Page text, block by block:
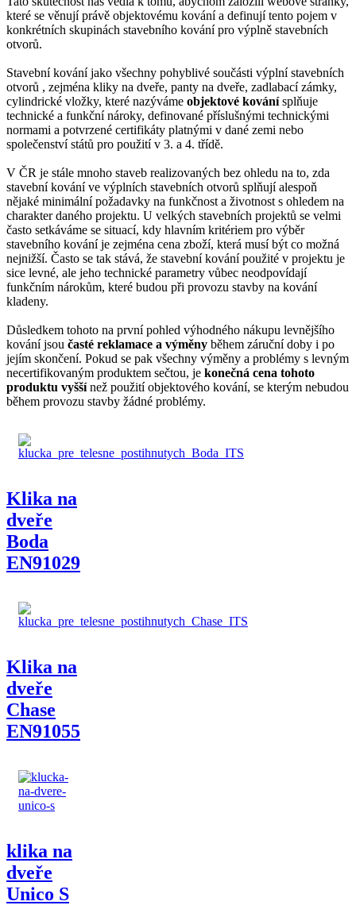
které se věnují právě objektovému kování a definují tento pojem v
konkrétních skupinách stavebního kování pro výplně stavebních
otvorů.
Stavební kování jako všechny pohyblivé součásti výplní stavebních
otvorů , zejména kliky na dveře, panty na dveře, zadlabací zámky,
cylindrické vložky, které nazýváme objektové kovánísplňuje
technické a funkční nároky, definované příslušnými technickými
normami a potvrzené certifikáty platnými v dané zemi nebo
společenství států pro použití v 3. a 4. třídě.
V ČR je stále mnoho staveb realizovaných bez ohledu na to, zda
stavební kování ve výplních stavebních otvorů splňují alespoň
nějaké minimální požadavky na funkčnost a životnost s ohledem na
charakter daného projektu. U velkých stavebních projektů se velmi
často setkáváme se situací, kdy hlavním kritériem pro výběr
stavebního kování je zejména cena zboží, která musí být co možná
nejnižší. Často se tak stává, že stavební kování použité v projektu je
sice levné, ale jeho technické parametry vůbec neodpovídají
funkčním nárokům, které budou při provozu stavby na kování
kladeny.
Důsledkem tohoto na první pohled výhodného nákupu levnějšího
kování jsou časté reklamace a výměny během záruční doby i po
jejím skončení. Pokud se pak všechny výměny a problémy s levným
necertifikovaným produktem sečtou, je konečná cena tohoto
produktu vyššínež použití objektového kování, se kterým nebudou
během provozu stavby žádné problémy.
Klika na
dveře
Boda
EN91029
Klika na
dveře
Chase
EN91055
klika na
dveře
Unico S